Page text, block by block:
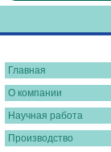
Главная
О компании
Научная работа
Производство